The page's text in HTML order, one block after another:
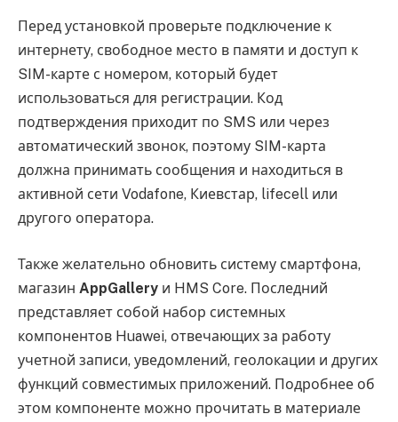
Перед установкой проверьте подключение к
интернету, свободное место в памяти и доступ к
SIM-карте с номером, который будет
использоваться для регистрации. Код
подтверждения приходит по SMS или через
автоматический звонок, поэтому SIM-карта
должна принимать сообщения и находиться в
активной сети Vodafone, Киевстар, lifecell или
другого оператора.
Также желательно обновить систему смартфона,
магазин AppGallery и HMS Core. Последний
представляет собой набор системных
компонентов Huawei, отвечающих за работу
учетной записи, уведомлений, геолокации и других
функций совместимых приложений. Подробнее об
этом компоненте можно прочитать в материале